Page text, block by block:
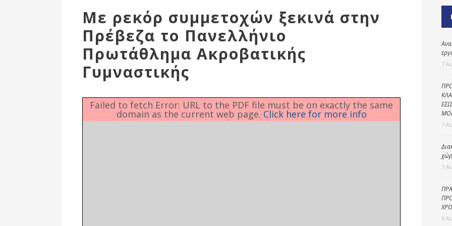
Δημοτικές
Ενότητες
Δημοτική
προστασία
Με ρεκόρ συμμετοχών ξεκινά στην
Πρέβεζα το Πανελλήνιο
Πρωτάθλημα Ακροβατικής
Γυμναστικής
Failed to fetch Error: URL to the PDF file must be on exactly the same
domain as the current web page. Click here for more info
7
7
7
6